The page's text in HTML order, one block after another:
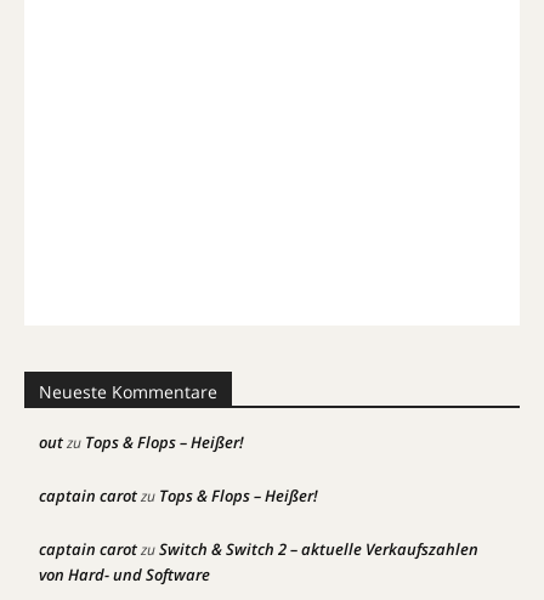
Neueste Kommentare
outzu Tops & Flops – Heißer!
captain carotzu Tops & Flops – Heißer!
captain carotzuSwitch & Switch 2 – aktuelle Verkaufszahlen
von Hard- und Software